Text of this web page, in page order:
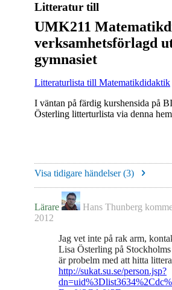
Litteratur till
UMK211
verksamhetsförlagd
gymnasiet
Litteraturlista till Matematikdidaktik
I väntan på färdig kurshensida på
Österling litterturlista via denna
Visa tidigare händelser (3)
Lärare Hans Thunberg
2012
Jag vet inte på rak arm,
Lisa Österling på
är probelm med att hitta
http://sukat.su.se/person.jsp?